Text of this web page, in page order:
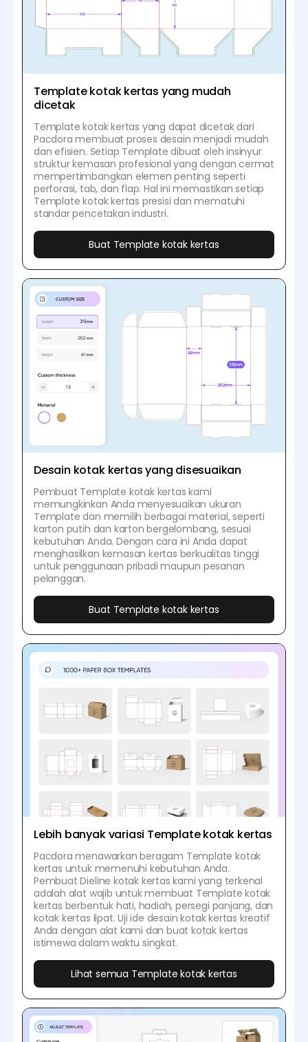
Template kotak kertas yang mudah
dicetak
Template kotak kertas yang dapat dicetak dari
Pacdora membuat proses desain menjadi mudah
dan efisien. Setiap Template dibuat oleh insinyur
struktur kemasan profesional yang dengan cermat
mempertimbangkan elemen penting seperti
perforasi, tab, dan flap. Hal ini memastikan setiap
Template kotak kertas presisi dan mematuhi
standar pencetakan industri.
Buat Template kotak kertas
Desain kotak kertas yang disesuaikan
Pembuat Template kotak kertas kami
memungkinkan Anda menyesuaikan ukuran
Template dan memilih berbagai material, seperti
karton putih dan karton bergelombang, sesuai
kebutuhan Anda. Dengan cara ini Anda dapat
menghasilkan kemasan kertas berkualitas tinggi
untuk penggunaan pribadi maupun pesanan
pelanggan.
Buat Template kotak kertas
Lebih banyak variasi Template kotak kertas
Pacdora menawarkan beragam Template kotak
kertas untuk memenuhi kebutuhan Anda.
Pembuat Dieline kotak kertas kami yang terkenal
adalah alat wajib untuk membuat Template kotak
kertas berbentuk hati, hadiah, persegi panjang, dan
kotak kertas lipat. Uji ide desain kotak kertas kreatif
Anda dengan alat kami dan buat kotak kertas
istimewa dalam waktu singkat.
Lihat semua Template kotak kertas